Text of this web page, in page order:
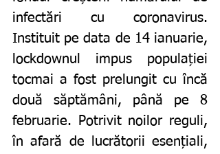
infectări cu coronavirus.
Instituit pe data de 14 ianuarie,
lockdownul impus populației
tocmai a fost prelungit cu încă
două săptămâni, până pe 8
februarie. Potrivit noilor reguli,
în afară de lucrătorii esențiali,